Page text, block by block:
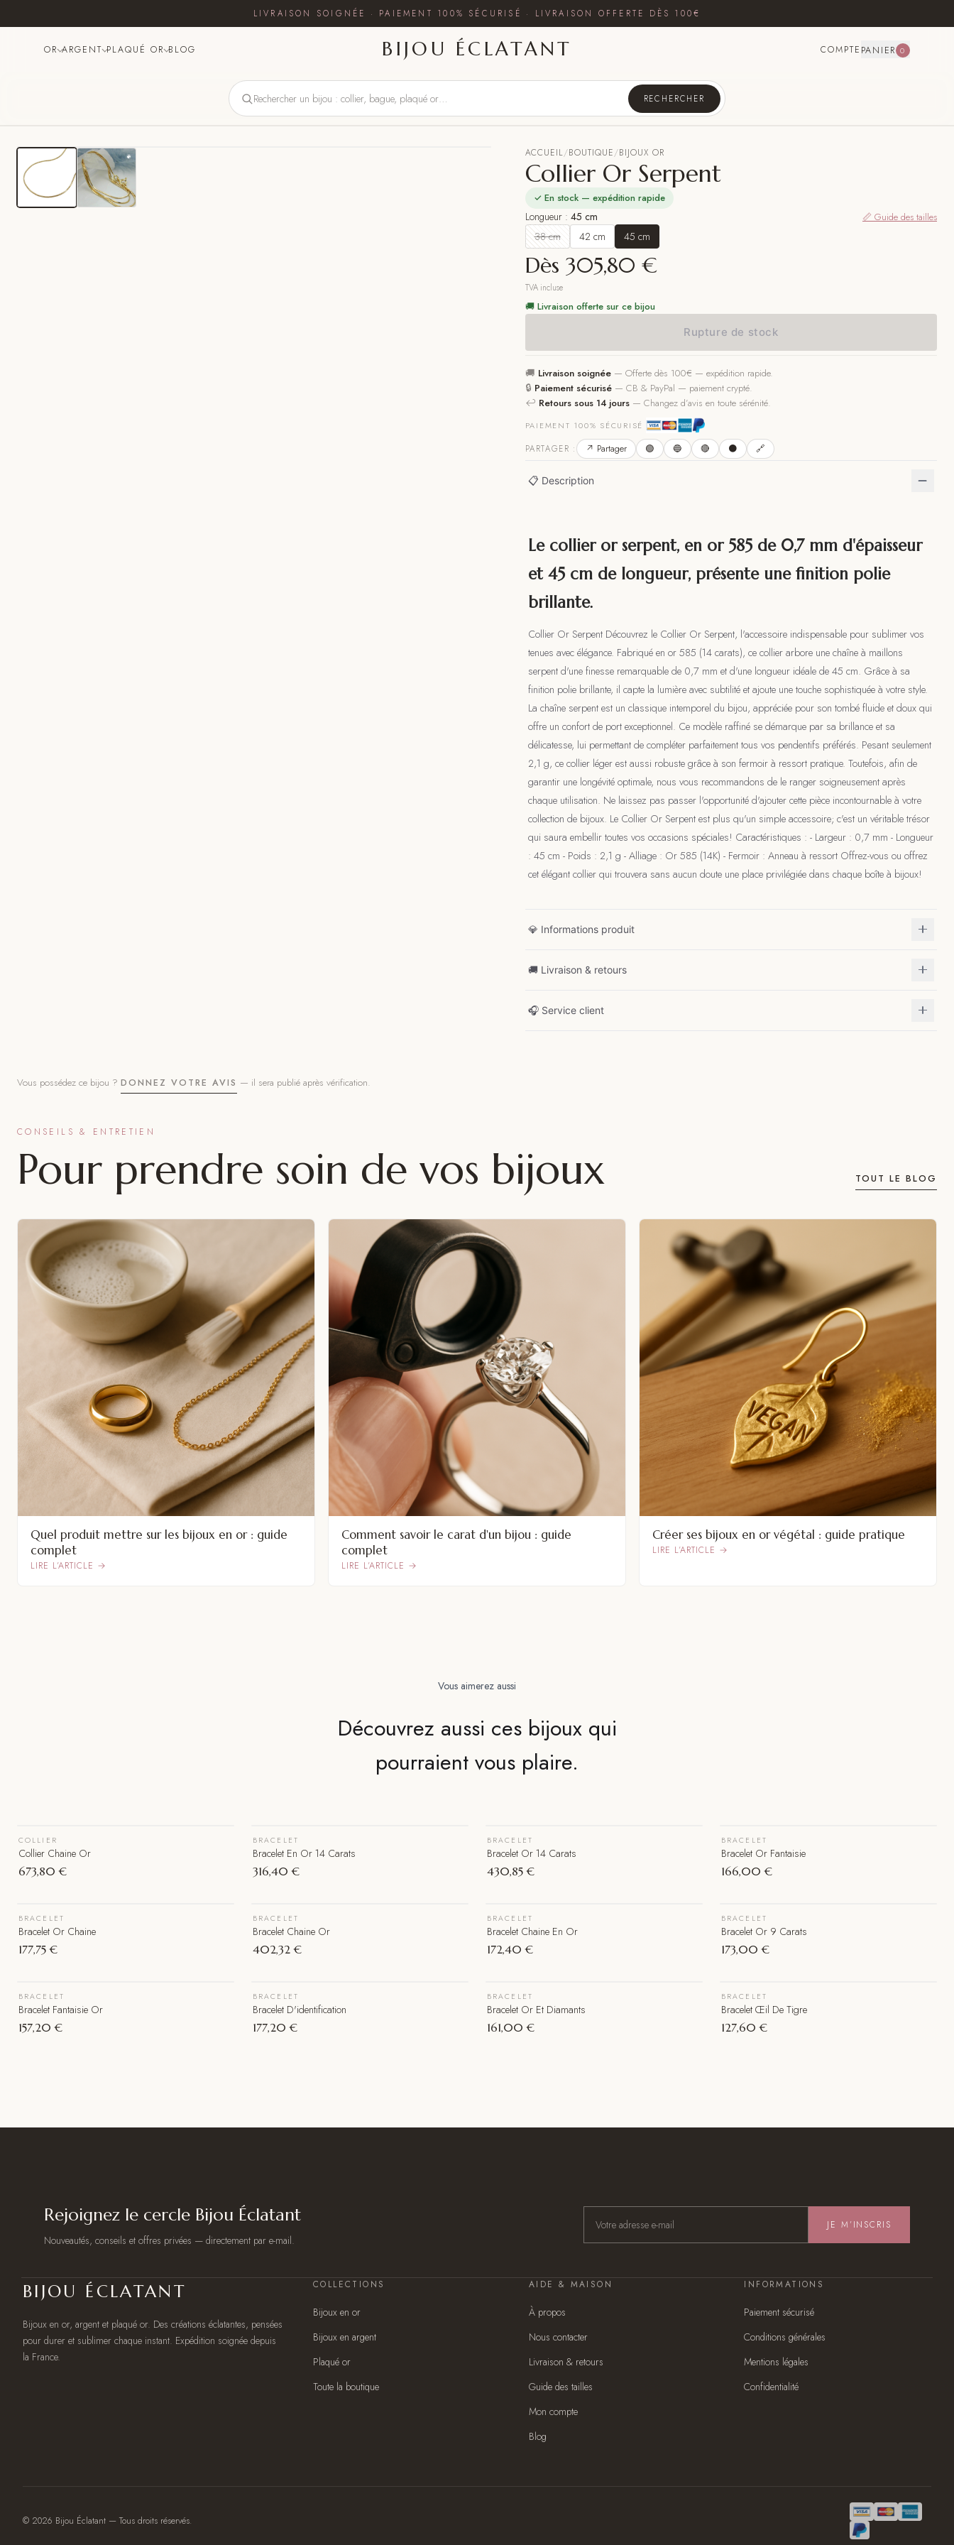
LIVRAISON SOIGNÉE · PAIEMENT 100% SÉCURISÉ · LIVRAISON OFFERTE DÈS 100€
OR ARGENT PLAQUÉ OR BLOG BIJOU ÉCLATANT COMPTE PANIER 0
RECHERCHER
ACCUEIL/BOUTIQUE/BIJOUX OR
Collier Or Serpent
✓ En stock — expédition rapide
Longueur: 45 cm 📏 Guide des tailles
38 cm 42 cm 45 cm
Dès 305,80 €
TVA incluse
🚚 Livraison offerte sur ce bijou
Rupture de stock
🚚 Livraison soignée— Offerte dès 100€ — expédition rapide.
🔒 Paiement sécurisé— CB & PayPal — paiement crypté.
↩️ Retours sous 14 jours— Changez d’avis en toute sérénité.
PAIEMENT 100% SÉCURISÉ
PARTAGER : ↗ Partager 🟢 🔵 🔴 ⚫ 🔗
📋 Description
Le collier or serpent, en or 585 de 0,7 mm d'épaisseur
et 45 cm de longueur, présente une finition polie
brillante.
Collier Or Serpent Découvrez le Collier Or Serpent, l'accessoire indispensable pour sublimer vos
tenues avec élégance. Fabriqué en or 585 (14 carats), ce collier arbore une chaîne à maillons
serpent d'une finesse remarquable de 0,7 mm et d'une longueur idéale de 45 cm. Grâce à sa
finition polie brillante, il capte la lumière avec subtilité et ajoute une touche sophistiquée à votre style.
La chaîne serpent est un classique intemporel du bijou, appréciée pour son tombé fluide et doux qui
offre un confort de port exceptionnel. Ce modèle raffiné se démarque par sa brillance et sa
délicatesse, lui permettant de compléter parfaitement tous vos pendentifs préférés. Pesant seulement
2,1 g, ce collier léger est aussi robuste grâce à son fermoir à ressort pratique. Toutefois, afin de
garantir une longévité optimale, nous vous recommandons de le ranger soigneusement après
chaque utilisation. Ne laissez pas passer l'opportunité d'ajouter cette pièce incontournable à votre
collection de bijoux. Le Collier Or Serpent est plus qu'un simple accessoire; c'est un véritable trésor
qui saura embellir toutes vos occasions spéciales! Caractéristiques : - Largeur : 0,7 mm - Longueur
: 45 cm - Poids : 2,1 g - Alliage : Or 585 (14K) - Fermoir : Anneau à ressort Offrez-vous ou offrez
cet élégant collier qui trouvera sans aucun doute une place privilégiée dans chaque boîte à bijoux!
💎 Informations produit
🚚 Livraison & retours
🎧 Service client
Vous possédez ce bijou ? DONNEZ VOTRE AVIS — il sera publié après vérification.
CONSEILS & ENTRETIEN
Pour prendre soin de vos bijoux TOUT LE BLOG
Quel produit mettre sur les bijoux en or : guide
complet
LIRE L’ARTICLE →
Comment savoir le carat d'un bijou : guide
complet
LIRE L’ARTICLE →
Créer ses bijoux en or végétal : guide pratique
LIRE L’ARTICLE →
Vous aimerez aussi
Découvrez aussi ces bijoux qui
pourraient vous plaire.
COLLIER
Collier Chaine Or
673,80 €
Épuisé
BRACELET
Bracelet En Or 14 Carats
316,40 €
BRACELET
Bracelet Or 14 Carats
430,85 €
Épuisé
BRACELET
Bracelet Or Fantaisie
166,00 €
Épuisé
BRACELET
Bracelet Or Chaine
177,75 €
Épuisé
BRACELET
Bracelet Chaine Or
402,32 €
BRACELET
Bracelet Chaine En Or
172,40 €
Épuisé
BRACELET
Bracelet Or 9 Carats
173,00 €
Épuisé
BRACELET
Bracelet Fantaisie Or
157,20 €
BRACELET
Bracelet D'identification
177,20 €
Épuisé
BRACELET
Bracelet Or Et Diamants
161,00 €
Épuisé
BRACELET
Bracelet Œil De Tigre
127,60 €
Rejoignez le cercle Bijou Éclatant
Nouveautés, conseils et offres privées — directement par e-mail.
JE M’INSCRIS
BIJOU ÉCLATANT
Bijoux en or, argent et plaqué or. Des créations éclatantes, pensées
pour durer et sublimer chaque instant. Expédition soignée depuis
la France.
COLLECTIONS
Bijoux en or
Bijoux en argent
Plaqué or
Toute la boutique
AIDE & MAISON
À propos
Nous contacter
Livraison & retours
Guide des tailles
Mon compte
Blog
INFORMATIONS
Paiement sécurisé
Conditions générales
Mentions légales
Confidentialité
© 2026 Bijou Éclatant — Tous droits réservés.